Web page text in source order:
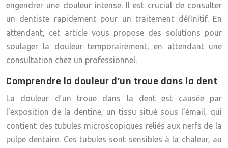
engendrer une douleur intense. Il est crucial de consulter
un dentiste rapidement pour un traitement définitif. En
attendant, cet article vous propose des solutions pour
soulager la douleur temporairement, en attendant une
consultation chez un professionnel.
Comprendre la douleur d’un troue dans la dent
La douleur d’un troue dans la dent est causée par
l’exposition de la dentine, un tissu situé sous l’émail, qui
contient des tubules microscopiques reliés aux nerfs de la
pulpe dentaire. Ces tubules sont sensibles à la chaleur, au